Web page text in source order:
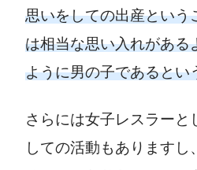
思いをしての出産という
は相当な思い入れがある
ように男の子であるとい
さらには女子レスラーと
しての活動もありますし